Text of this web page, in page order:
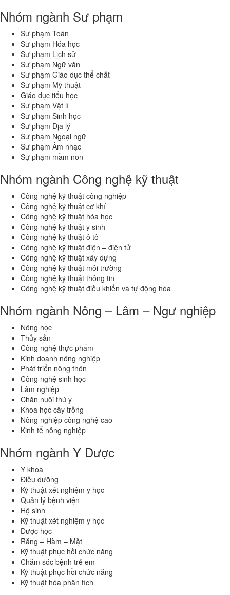
Nhóm ngành Sư phạm
Sư phạm Toán
Sư phạm Hóa học
Sư phạm Lịch sử
Sư phạm Ngữ văn
Sư phạm Giáo dục thể chất
Sư phạm Mỹ thuật
Giáo dục tiểu học
Sư phạm Vật lí
Sư phạm Sinh học
Sư phạm Địa lý
Sư phạm Ngoại ngữ
Sư phạm Âm nhạc
Sự phạm mầm non
Nhóm ngành Công nghệ kỹ thuật
Công nghệ kỹ thuật công nghiệp
Công nghệ kỹ thuật cơ khí
Công nghệ kỹ thuật hóa học
Công nghệ kỹ thuật y sinh
Công nghệ kỹ thuật ô tô
Công nghệ kỹ thuật điện – điện tử
Công nghệ kỹ thuật xây dựng
Công nghệ kỹ thuật môi trường
Công nghệ kỹ thuật thông tin
Công nghệ kỹ thuật điều khiển và tự động hóa
Nhóm ngành Nông – Lâm – Ngư nghiệp
Nông học
Thủy sản
Công nghệ thực phẩm
Kinh doanh nông nghiệp
Phát triển nông thôn
Công nghệ sinh học
Lâm nghiệp
Chăn nuôi thú y
Khoa học cây trồng
Nông nghiệp công nghệ cao
Kinh tế nông nghiệp
Nhóm ngành Y Dược
Y khoa
Điều dưỡng
Kỹ thuật xét nghiệm y học
Quản lý bệnh viện
Hộ sinh
Kỹ thuật xét nghiệm y học
Dược học
Răng – Hàm – Mặt
Kỹ thuật phục hồi chức năng
Chăm sóc bệnh trẻ em
Kỹ thuật phục hồi chức năng
Kỹ thuật hóa phân tích